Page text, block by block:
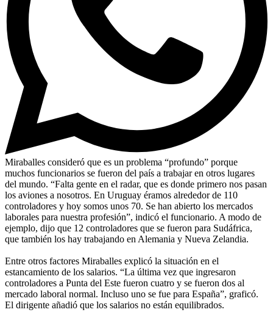
Miraballes consideró que es un problema “profundo” porque
muchos funcionarios se fueron del país a trabajar en otros lugares
del mundo. “Falta gente en el radar, que es donde primero nos pasan
los aviones a nosotros. En Uruguay éramos alrededor de 110
controladores y hoy somos unos 70. Se han abierto los mercados
laborales para nuestra profesión”, indicó el funcionario. A modo de
ejemplo, dijo que 12 controladores que se fueron para Sudáfrica,
que también los hay trabajando en Alemania y Nueva Zelandia.
Entre otros factores Miraballes explicó la situación en el
estancamiento de los salarios. “La última vez que ingresaron
controladores a Punta del Este fueron cuatro y se fueron dos al
mercado laboral normal. Incluso uno se fue para España”, graficó.
El dirigente añadió que los salarios no están equilibrados.